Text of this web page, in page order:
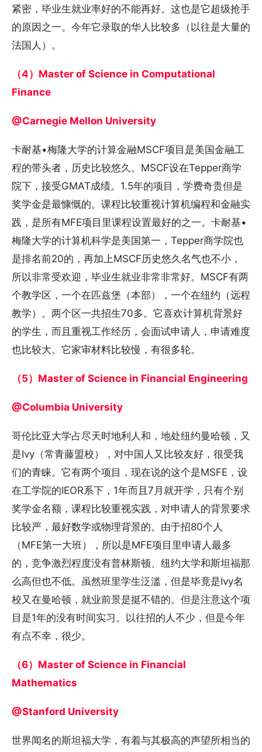
紧密，毕业生就业率好的不能再好。这也是它超级抢手
的原因之一。今年它录取的华人比较多（以往是大量的
法国人）。
（4）Master of Science in Computational
Finance
@Carnegie Mellon University
卡耐基•梅隆大学的计算金融MSCF项目是美国金融工
程的带头者，历史比较悠久。MSCF设在Tepper商学
院下，接受GMAT成绩。1.5年的项目，学费奇贵但是
奖学金是最慷慨的。课程比较重视计算机编程和金融实
践，是所有MFE项目里课程设置最好的之一。卡耐基•
梅隆大学的计算机科学是美国第一，Tepper商学院也
是排名前20的，再加上MSCF历史悠久名气也不小，
所以非常受欢迎，毕业生就业非常非常好。MSCF有两
个教学区，一个在匹兹堡（本部），一个在纽约（远程
教学）。两个区一共招生70多。它喜欢计算机背景好
的学生，而且重视工作经历，会面试申请人，申请难度
也比较大。它家审材料比较慢，有很多轮。
（5）Master of Science in Financial Engineering
@Columbia University
哥伦比亚大学占尽天时地利人和，地处纽约曼哈顿，又
是Ivy（常青藤盟校），对中国人又比较友好，很受我
们的青睐。它有两个项目，现在说的这个是MSFE，设
在工学院的IEOR系下，1年而且7月就开学，只有个别
奖学金名额，课程比较重视实践，对申请人的背景要求
比较严，最好数学或物理背景的。由于招80个人
（MFE第一大班），所以是MFE项目里申请人最多
的，竞争激烈程度没有普林斯顿、纽约大学和斯坦福那
么高但也不低。虽然班里学生泛滥，但是毕竟是Ivy名
校又在曼哈顿，就业前景是挺不错的。但是注意这个项
目是1年的没有时间实习。以往招的人不少，但是今年
有点不幸，很少。
（6）Master of Science in Financial
Mathematics
@Stanford University
世界闻名的斯坦福大学，有着与其极高的声望所相当的